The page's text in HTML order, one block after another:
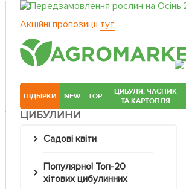
Акційні пропозиції тут
ПІДБІРКИ NEW TOP
ЦИБУЛЯ, ЧАСНИК
ТА КАРТОПЛЯ
ЦИБУЛИНИ
Садові квіти
Популярно! Топ-20
хітових цибулинних